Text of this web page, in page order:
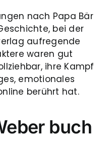
nach Papa Bär
bei der
aufregende
waren gut
ihre Kampf
emotionales
berührt hat.
buch